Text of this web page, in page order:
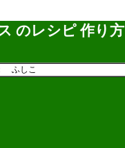
のレシピ 作り方
ふしこ